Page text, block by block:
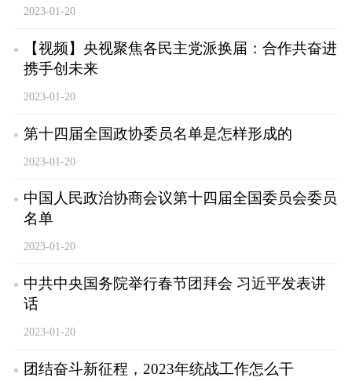
2023-01-20
【视频】央视聚焦各民主党派换届：合作共奋进
携手创未来
2023-01-20
第十四届全国政协委员名单是怎样形成的
2023-01-20
中国人民政治协商会议第十四届全国委员会委员
名单
2023-01-20
中共中央国务院举行春节团拜会 习近平发表讲
话
2023-01-20
团结奋斗新征程，2023年统战工作怎么干